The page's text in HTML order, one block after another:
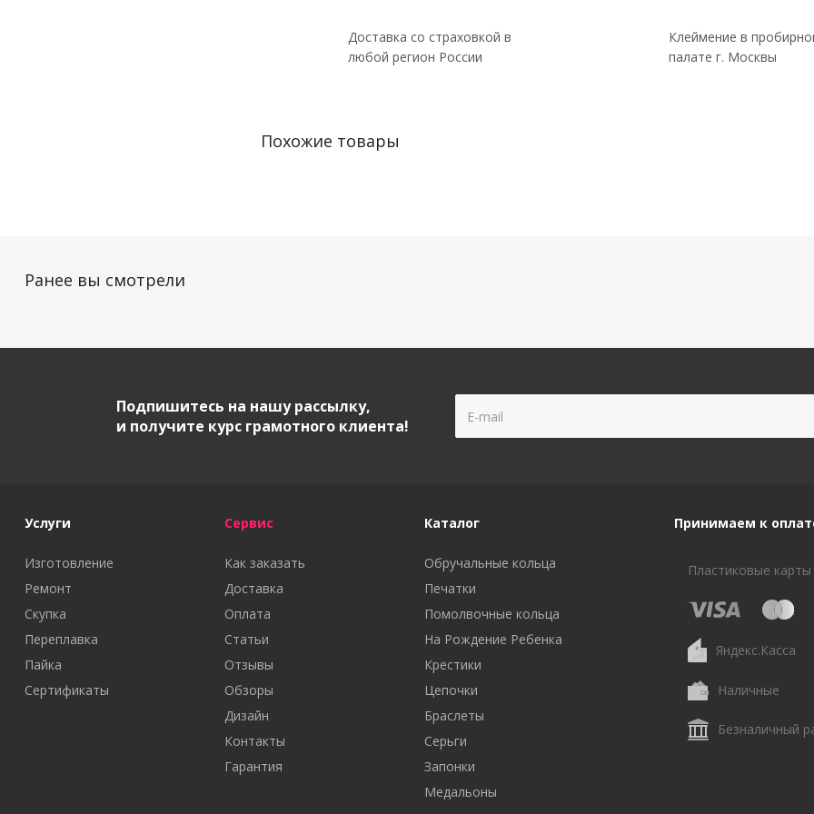
Доставка со страховкой в
любой регион России
Клеймение в
палате г. Москвы
Похожие товары
Ранее вы смотрели
Подпишитесь на нашу рассылку,
и получите курс грамотного клиента!
Услуги
Изготовление
Ремонт
Скупка
Переплавка
Пайка
Сертификаты
Сервис
Как заказать
Доставка
Оплата
Статьи
Отзывы
Обзоры
Дизайн
Контакты
Гарантия
Каталог
Обручальные кольца
Печатки
Помолвочные кольца
На Рождение Ребенка
Крестики
Цепочки
Браслеты
Серьги
Запонки
Медальоны
Принимаем к
Пластиковые карты
Яндекс.Касса
Наличные
Безналичный